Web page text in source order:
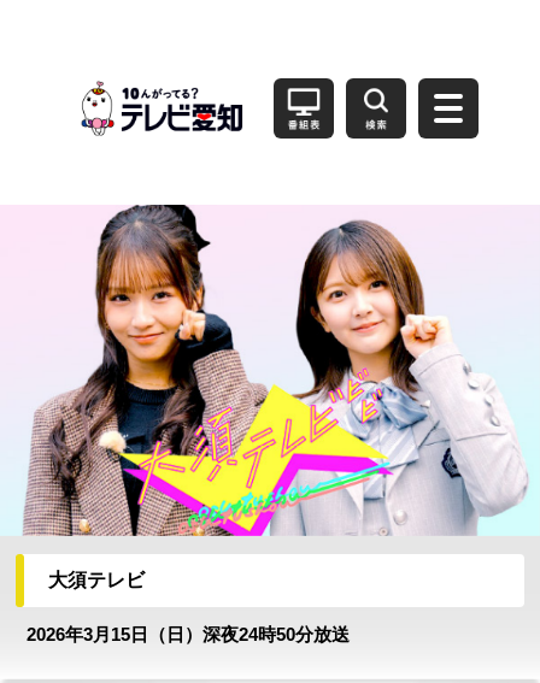
大須テレビ
2026年3月15日（日）深夜24時50分放送